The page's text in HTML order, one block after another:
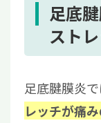
足底腱膜
4.1 温冷
4.4イン
5足底腱膜
足底
スト
足底腱膜炎で
レッチが痛